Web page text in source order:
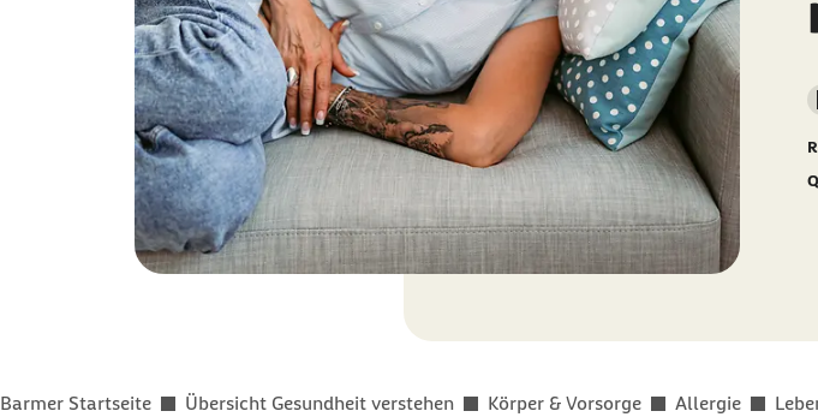
Sie befinden sich hier:
Barmer Startseite Übersicht Gesundheit verstehen Körper & Vorsorge Allergie